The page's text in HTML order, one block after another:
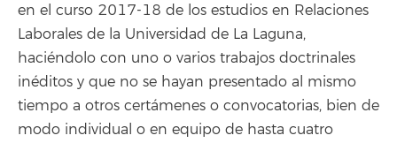
en el curso 2017-18 de los estudios en Relaciones
Laborales de la Universidad de La Laguna,
haciéndolo con uno o varios trabajos doctrinales
inéditos y que no se hayan presentado al mismo
tiempo a otros certámenes o convocatorias, bien de
modo individual o en equipo de hasta cuatro